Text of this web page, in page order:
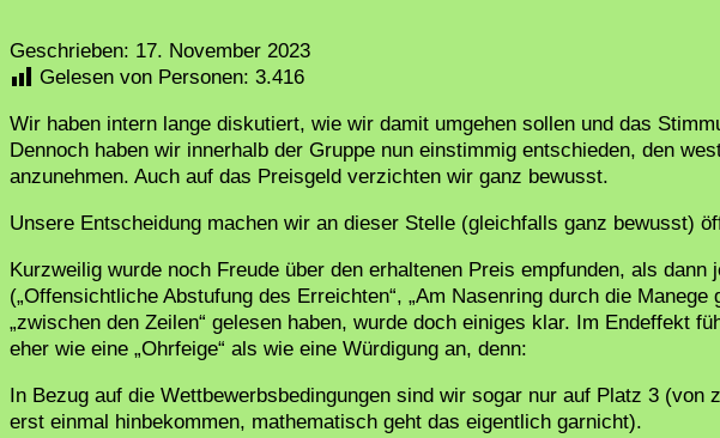
Geschrieben: 17. November 2023
Gelesen von Personen: 3.416
Wir haben intern lange diskutiert, wie wir damit umgehen sollen und das
Dennoch haben wir innerhalb der Gruppe nun einstimmig entschieden, den
anzunehmen. Auch auf das Preisgeld verzichten wir ganz bewusst.
Unsere Entscheidung machen wir an dieser Stelle (gleichfalls ganz bewusst)
Kurzweilig wurde noch Freude über den erhaltenen Preis empfunden, als
(„Offensichtliche Abstufung des Erreichten“, „Am Nasenring durch die Manege
„zwischen den Zeilen“ gelesen haben, wurde doch einiges klar. Im Endeffekt
eher wie eine „Ohrfeige“ als wie eine Würdigung an, denn:
In Bezug auf die Wettbewerbsbedingungen sind wir sogar nur auf Platz 3
erst einmal hinbekommen, mathematisch geht das eigentlich garnicht).